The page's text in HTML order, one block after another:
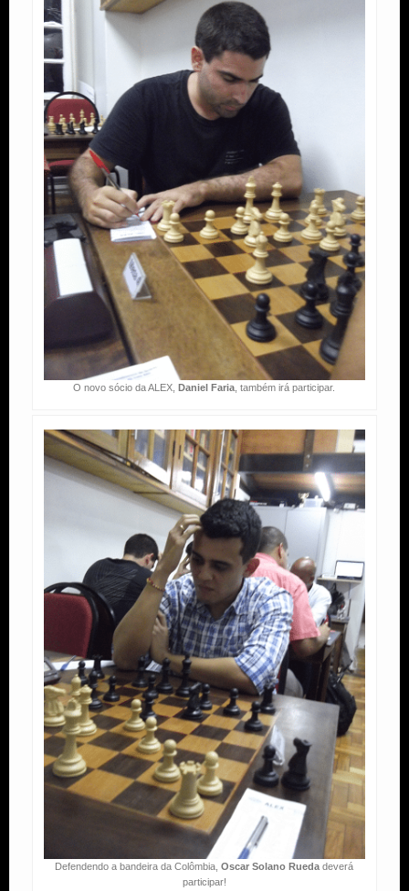
O novo sócio da ALEX, Daniel Faria , também irá participar.
Defendendo a bandeira da Colômbia,Oscar Solano Ruedadeverá
participar!